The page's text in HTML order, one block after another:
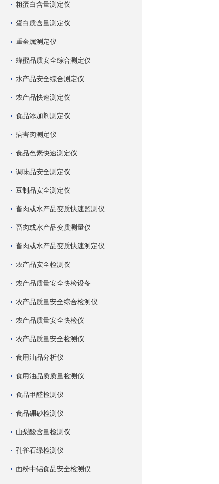
粗蛋白含量测定仪
蛋白质含量测定仪
重金属测定仪
蜂蜜品质安全综合测定仪
水产品安全综合测定仪
农产品快速测定仪
食品添加剂测定仪
病害肉测定仪
食品色素快速测定仪
调味品安全测定仪
豆制品安全测定仪
畜肉或水产品变质快速监测仪
畜肉或水产品变质测量仪
畜肉或水产品变质快速测定仪
农产品安全检测仪
农产品质量安全快检设备
农产品质量安全综合检测仪
农产品质量安全快检仪
农产品质量安全检测仪
食用油品分析仪
食用油品质质量检测仪
食品甲醛检测仪
食品硼砂检测仪
山梨酸含量检测仪
孔雀石绿检测仪
面粉中铝食品安全检测仪